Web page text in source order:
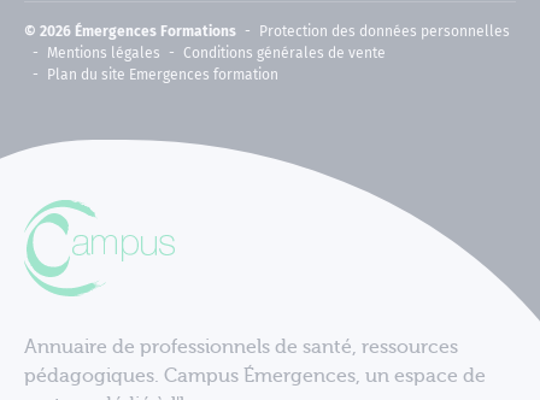
© 2026 Émergences Formations
Protection des données personnelles
Mentions légales
Conditions générales de vente
Plan du site Emergences formation
Annuaire de professionnels de santé, ressources
pédagogiques. Campus Émergences, un espace de